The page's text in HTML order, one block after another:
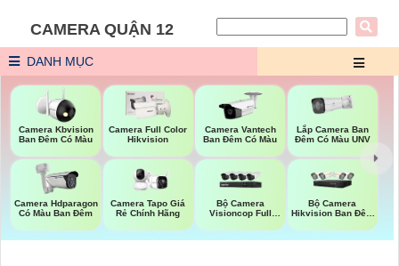
CAMERA QUẬN 12
DANH MỤC
Camera Kbvision
Ban Đêm Có Màu
Camera Full Color
Hikvision
Camera Vantech
Ban Đêm Có Màu
Lắp Camera Ban
Đêm Có Màu UNV
Camera Hdparagon
Có Màu Ban Đêm
Camera Tapo Giá
Rẻ Chính Hãng
Bộ Camera
Visioncop Full
Bộ Camera
Hikvision Ban Đêm